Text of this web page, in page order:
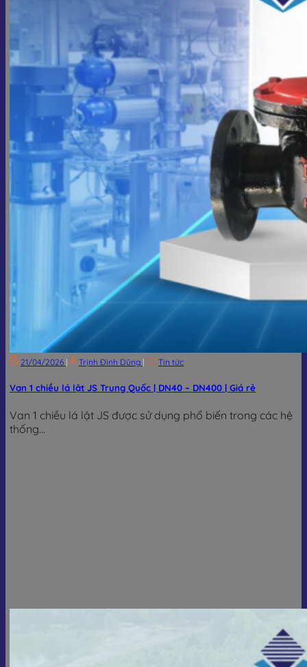
21/04/2026 | Trịnh Đình Dũng | Tin tức
Van 1 chiều lá lật JS Trung Quốc | DN40 – DN400 | Giá rẻ
Van 1 chiều lá lật JS được sử dụng phổ biến trong các hệ
thống...